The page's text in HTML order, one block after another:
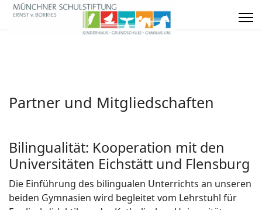
Partner und Mitgliedschaften
Bilingualität: Kooperation mit den
Universitäten Eichstätt und Flensburg
Die Einführung des bilingualen Unterrichts an unseren
beiden Gymnasien wird begleitet vom Lehrstuhl für